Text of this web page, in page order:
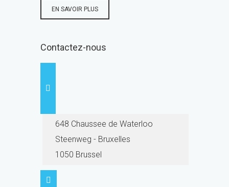
EN SAVOIR PLUS
Contactez-nous
648 Chaussee de Waterloo
Steenweg - Bruxelles
1050 Brussel